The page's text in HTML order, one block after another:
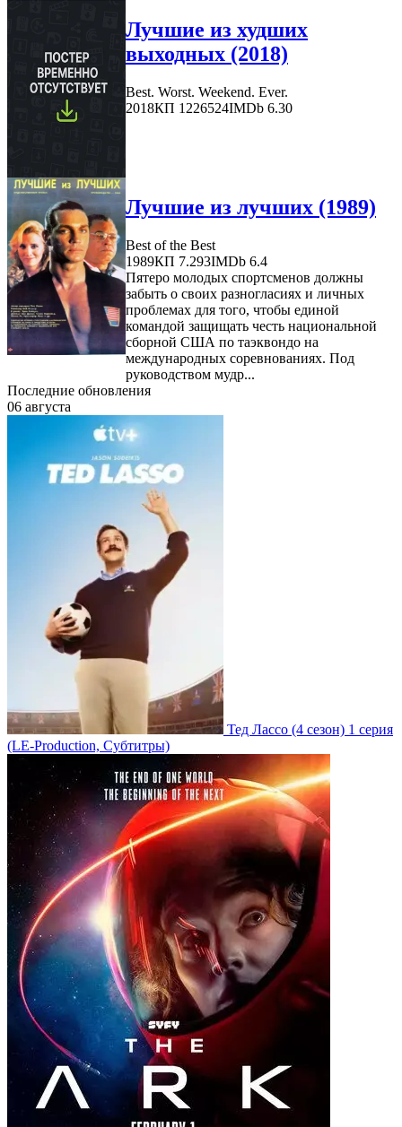
Лучшие из худших
выходных (2018)
Best. Worst. Weekend. Ever.
2018КП 1226524IMDb 6.30
Лучшие из лучших (1989)
Best of the Best
1989КП 7.293IMDb 6.4
Пятеро молодых спортсменов должны
забыть о своих разногласиях и личных
проблемах для того, чтобы единой
командой защищать честь национальной
сборной США по таэквондо на
международных соревнованиях. Под
руководством мудр...
Последние обновления
06 августа
Тед Лассо (4 сезон) 1 серия
(LE-Production, Субтитры)